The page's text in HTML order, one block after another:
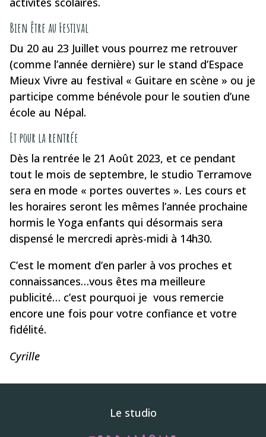
Bien être au Festival
Du 20 au 23 Juillet vous pourrez me retrouver
(comme l’année dernière) sur le stand d’Espace
Mieux Vivre au festival « Guitare en scène » ou je
participe comme bénévole pour le soutien d’une
école au Népal.
Et pour la rentrée
Dès la rentrée le 21 Août 2023, et ce pendant
tout le mois de septembre, le studio Terramove
sera en mode « portes ouvertes ». Les cours et
les horaires seront les mêmes l’année prochaine
hormis le Yoga enfants qui désormais sera
dispensé le mercredi après-midi à 14h30.
C’est le moment d’en parler à vos proches et
connaissances…vous êtes ma meilleure
publicité… c’est pourquoi je vous remercie
encore une fois pour votre confiance et votre
fidélité.
Cyrille
Le studio